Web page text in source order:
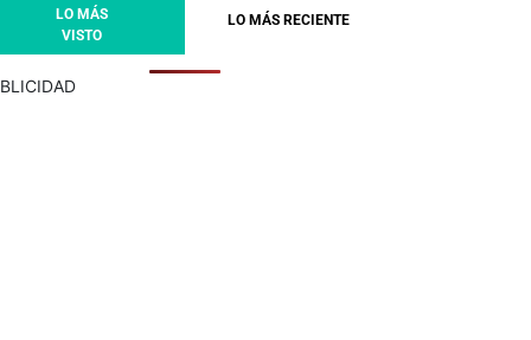
LO MÁS
VISTO
LO MÁS RECIENTE